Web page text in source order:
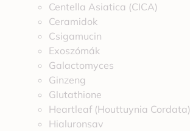
Centella Asiatica (CICA)
Ceramidok
Csigamucin
Exoszómák
Galactomyces
Ginzeng
Glutathione
Heartleaf (Houttuynia Cordata)
Hialuronsav